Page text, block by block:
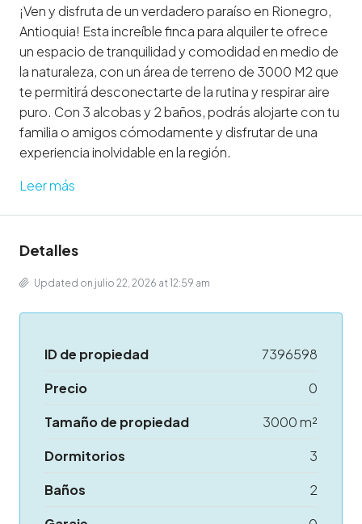
¡Ven y disfruta de un verdadero paraíso en Rionegro,
Antioquia! Esta increíble finca para alquiler te ofrece
un espacio de tranquilidad y comodidad en medio de
la naturaleza, con un área de terreno de 3000 M2 que
te permitirá desconectarte de la rutina y respirar aire
puro. Con 3 alcobas y 2 baños, podrás alojarte con tu
familia o amigos cómodamente y disfrutar de una
experiencia inolvidable en la región.
Leer más
Detalles
Updated on julio 22, 2026 at 12:59 am
ID de propiedad
7396598
Precio
0
Tamaño de propiedad
3000 m²
Dormitorios
3
Baños
2